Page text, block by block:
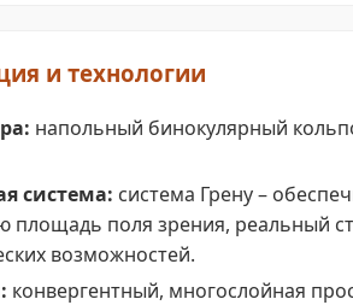
и технологии
напольный бинокулярный
система: система Грену –
площадь поля зрения, реальный
возможностей.
конвергентный, многослойная